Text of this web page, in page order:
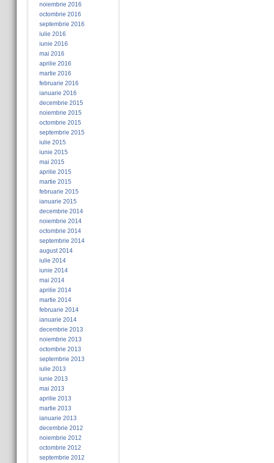
noiembrie 2016
octombrie 2016
septembrie 2016
iulie 2016
iunie 2016
mai 2016
aprilie 2016
martie 2016
februarie 2016
ianuarie 2016
decembrie 2015
noiembrie 2015
octombrie 2015
septembrie 2015
iulie 2015
iunie 2015
mai 2015
aprilie 2015
martie 2015
februarie 2015
ianuarie 2015
decembrie 2014
noiembrie 2014
octombrie 2014
septembrie 2014
august 2014
iulie 2014
iunie 2014
mai 2014
aprilie 2014
martie 2014
februarie 2014
ianuarie 2014
decembrie 2013
noiembrie 2013
octombrie 2013
septembrie 2013
iulie 2013
iunie 2013
mai 2013
aprilie 2013
martie 2013
ianuarie 2013
decembrie 2012
noiembrie 2012
octombrie 2012
septembrie 2012